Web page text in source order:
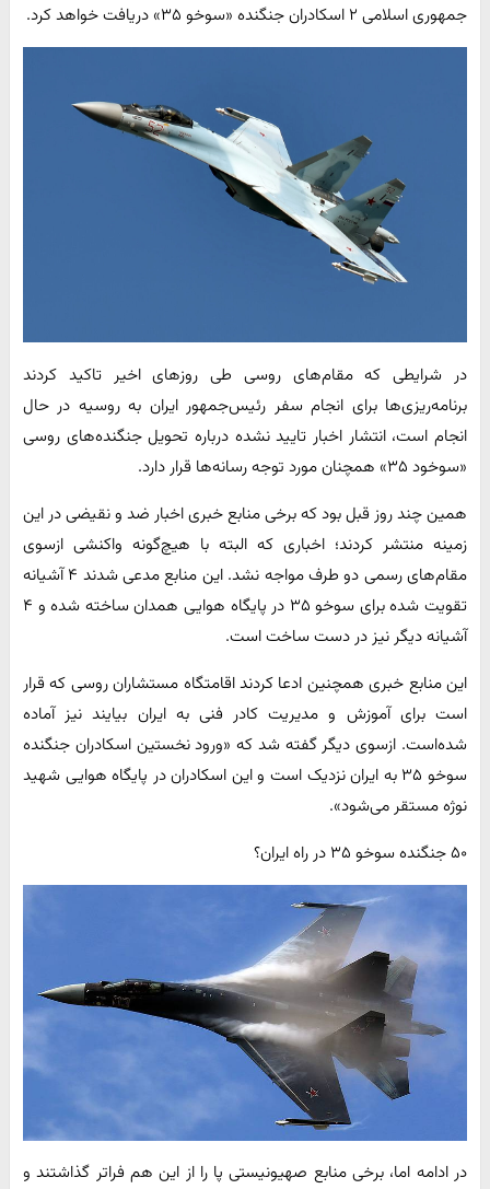
جمهوری اسلامی ۲ اسکادران جنگنده «سوخو ۳۵» دریافت خواهد کرد.
در شرایطی که مقام‌های روسی طی روزهای اخیر تاکید کردند
برنامه‌ریزی‌ها برای انجام سفر رئیس‌جمهور ایران به روسیه در حال
انجام است، انتشار اخبار تایید نشده درباره تحویل جنگنده‌های روسی
«سوخود ۳۵» همچنان مورد توجه رسانه‌ها قرار دارد.
همین چند روز قبل بود که برخی منابع خبری اخبار ضد و نقیضی در این
زمینه منتشر کردند؛ اخباری که البته با هیچ‌گونه واکنشی ازسوی
مقام‌های رسمی دو طرف مواجه نشد. این منابع مدعی شدند ۴ آشیانه
تقویت شده برای سوخو ۳۵ در پایگاه هوایی همدان ساخته شده و ۴
آشیانه دیگر نیز در دست ساخت است.
این منابع خبری همچنین ادعا کردند اقامتگاه مستشاران روسی که قرار
است برای آموزش و مدیریت کادر فنی به ایران بیایند نیز آماده
شده‌است. ازسوی دیگر گفته شد که «ورود نخستین اسکادران جنگنده
سوخو ۳۵ به ایران نزدیک است و این اسکادران در پایگاه هوایی شهید
نوژه مستقر می‌شود».
۵۰ جنگنده سوخو ۳۵ در راه ایران؟
در ادامه اما، برخی منابع صهیونیستی پا را از این هم فراتر گذاشتند و